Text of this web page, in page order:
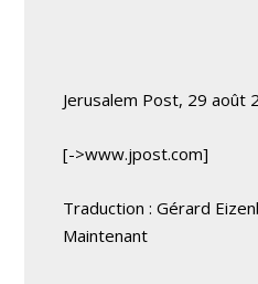
Jerusalem Post, 29 août
[->www.jpost.com]
Traduction : Gérard
Maintenant